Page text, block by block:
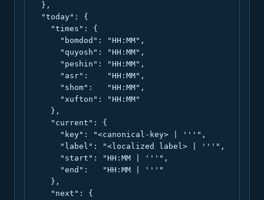
  },
  "today": {
    "times": {
      "bomdod": "HH:MM",
      "quyosh": "HH:MM",
      "peshin": "HH:MM",
      "asr":    "HH:MM",
      "shom":   "HH:MM",
      "xufton": "HH:MM"
    },
    "current": {
      "key": "<canonical-key> | '''",
      "label": "<localized label> | '''",
      "start": "HH:MM | '''",
      "end":   "HH:MM | '''"
    },
    "next": {